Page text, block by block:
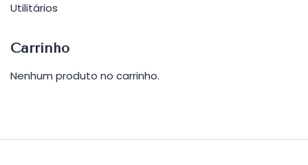
Utilitários
Carrinho
Nenhum produto no carrinho.